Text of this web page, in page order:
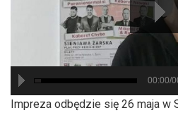
00:00/
Impreza odbędzie się 26 maja w